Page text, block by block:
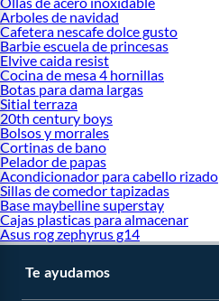
Arboles de navidad
Cafetera nescafe dolce gusto
Barbie escuela de princesas
Elvive caida resist
Cocina de mesa 4 hornillas
Botas para dama largas
Sitial terraza
20th century boys
Bolsos y morrales
Cortinas de bano
Pelador de papas
Acondicionador para cabello rizado
Sillas de comedor tapizadas
Base maybelline superstay
Cajas plasticas para almacenar
Asus rog zephyrus g14
Te ayudamos